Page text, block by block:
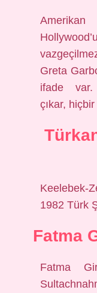
Greta
ifade var.
çıkar,
Keelebek-
1982 Türk
Fatma
Fatma